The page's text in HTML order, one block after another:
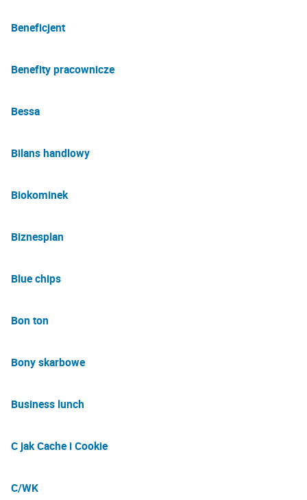
Beneficjent
Benefity pracownicze
Bessa
Bilans handlowy
Biokominek
Biznesplan
Blue chips
Bon ton
Bony skarbowe
Business lunch
C jak Cache i Cookie
C/WK